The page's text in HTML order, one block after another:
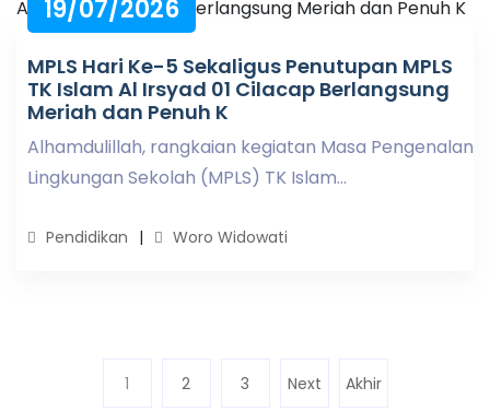
19/07/2026
MPLS Hari Ke-5 Sekaligus Penutupan MPLS
TK Islam Al Irsyad 01 Cilacap Berlangsung
Meriah dan Penuh K
Alhamdulillah, rangkaian kegiatan Masa Pengenalan
Lingkungan Sekolah (MPLS) TK Islam...
Pendidikan Woro Widowati
1 (current)
2 3 Next Akhir